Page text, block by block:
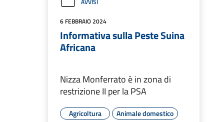
6 FEBBRAIO 2024
Informativa sulla Peste Suina
Africana
Nizza Monferrato è in zona di
restrizione II per la PSA
Agricoltura
Animale domestico